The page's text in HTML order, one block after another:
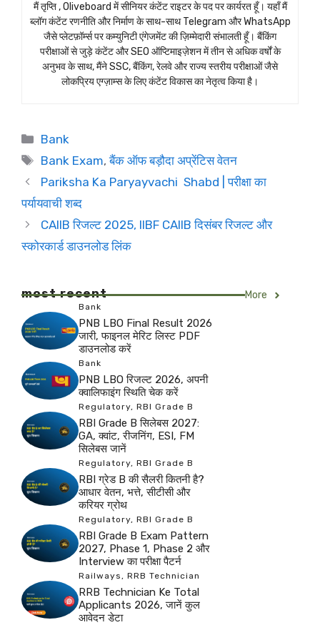
मैं तृप्ति , Oliveboard में सीनियर कंटेंट राइटर के पद पर कार्यरत हूँ। यहाँ मैं
ब्लॉग कंटेंट रणनीति और निर्माण के साथ-साथ Telegram और WhatsApp
जैसे प्लेटफ़ॉर्म्स पर कम्युनिटी एंगेजमेंट की ज़िम्मेदारी संभालती हूँ। बैंकिंग
परीक्षाओं से जुड़े कंटेंट और SEO ऑप्टिमाइज़ेशन में तीन से अधिक वर्षों के
अनुभव के साथ, मैंने SSC, बैंकिंग, रेलवे और राज्य स्तरीय परीक्षाओं जैसे
लोकप्रिय एग्ज़ाम्स के लिए कंटेंट विकास का नेतृत्व किया है।
Categories
Bank
Tags
Bank Exam,बैंक ऑफ बड़ौदा अप्रेंटिस वेतन
Pariksha Ka Paryayvachi Shabd | परीक्षा का
पर्यायवाची शब्द
CAIIB रिजल्ट 2025, IIBF CAIIB दिसंबर रिजल्ट और
स्कोरकार्ड डाउनलोड लिंक
most recent More
Bank
PNB LBO Final Result 2026
जारी, फाइनल मेरिट लिस्ट PDF
डाउनलोड करें
Bank
PNB LBO रिजल्ट 2026, अपनी
क्वालिफाइंग स्थिति चेक करें
Regulatory, RBI Grade B
RBI Grade B सिलेबस 2027:
GA, क्वांट, रीजनिंग, ESI, FM
सिलेबस जानें
Regulatory, RBI Grade B
RBI ग्रेड B की सैलरी कितनी है?
आधार वेतन, भत्ते, सीटीसी और
करियर ग्रोथ
Regulatory, RBI Grade B
RBI Grade B Exam Pattern
2027, Phase 1, Phase 2 और
Interview का परीक्षा पैटर्न
Railways, RRB Technician
RRB Technician Ke Total
Applicants 2026, जानें कुल
आवेदन डेटा